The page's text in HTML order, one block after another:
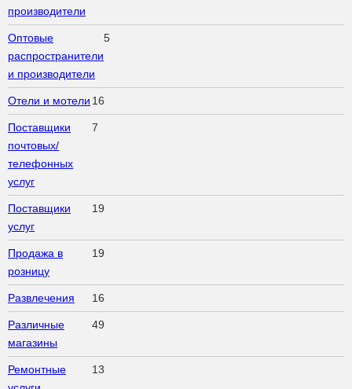
производители
Оптовые
распространители
и производители
5
Отели и мотели 16
Поставщики
почтовых/
телефонных
услуг
7
Поставщики
услуг
19
Продажа в
розницу
19
Развлечения 16
Различные
магазины
49
Ремонтные
13